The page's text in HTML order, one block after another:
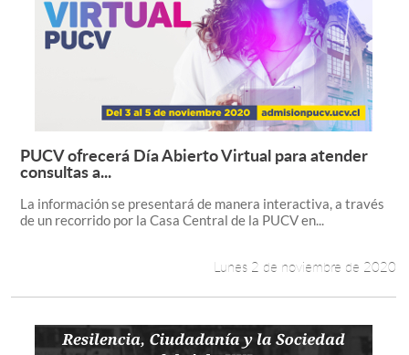
Leer más +
PUCV ofrecerá Día Abierto Virtual para atender
consultas a...
La información se presentará de manera interactiva, a través
de un recorrido por la Casa Central de la PUCV en...
Lunes 2 de noviembre de 2020